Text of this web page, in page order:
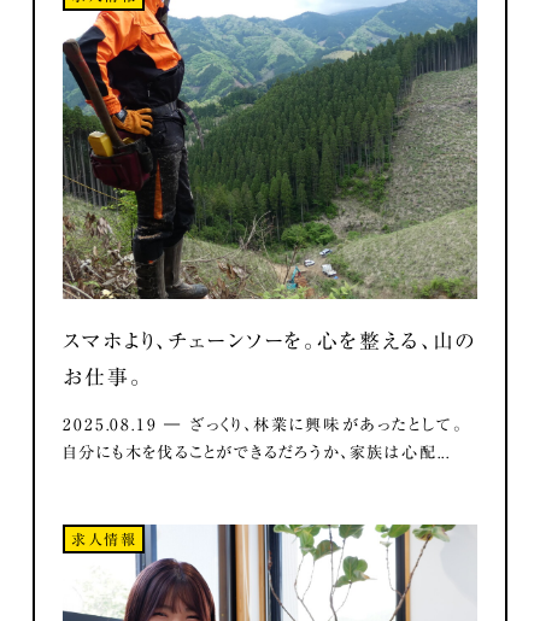
スマホより、チェーンソーを。心を整える、山の
お仕事。
2025.08.19 ― ざっくり、林業に興味があったとして。
自分にも木を伐ることができるだろうか、家族は心配...
求人情報